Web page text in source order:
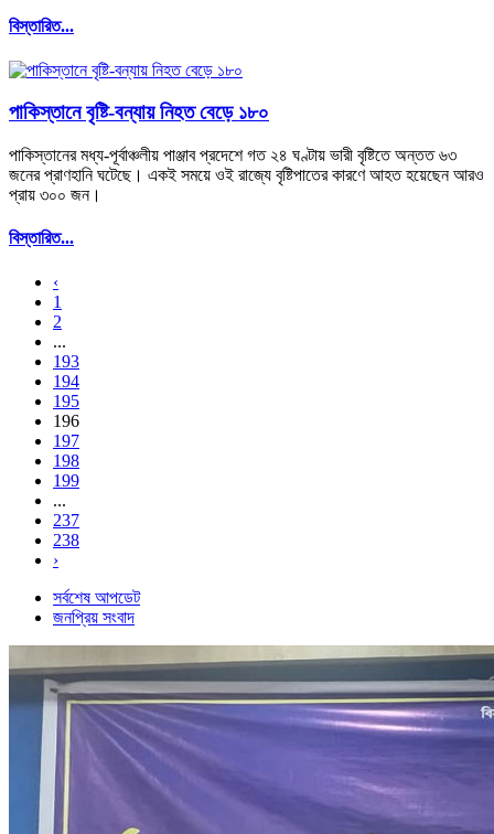
বিস্তারিত...
পাকিস্তানে বৃষ্টি-বন্যায় নিহত বেড়ে ১৮০
পাকিস্তানের মধ্য-পূর্বাঞ্চলীয় পাঞ্জাব প্রদেশে গত ২৪ ঘণ্টায় ভারী বৃষ্টিতে অন্তত ৬৩
জনের প্রাণহানি ঘটেছে। একই সময়ে ওই রাজ্যে বৃষ্টিপাতের কারণে আহত হয়েছেন আরও
প্রায় ৩০০ জন।
বিস্তারিত...
‹
1
2
...
193
194
195
196
197
198
199
...
237
238
›
সর্বশেষ আপডেট
জনপ্রিয় সংবাদ